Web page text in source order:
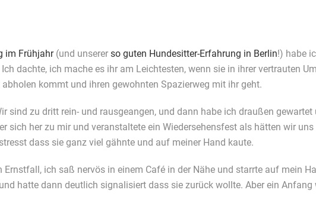
im Frühjahr(und unserer so guten Hundesitter-Erfahrung in Berlin!) habe
dachte, ich mache es ihr am Leichtesten, wenn sie in ihrer vertrauten
kommt und ihren gewohnten Spazierweg mit ihr geht.
sind zu dritt rein- und rausgeangen, und dann habe ich draußen
sich her zu mir und veranstaltete ein Wiedersehensfest als hätten wir
dass sie ganz viel gähnte und auf meiner Hand kaute.
Ernstfall, ich saß nervös in einem Café in der Nähe und starrte auf mein
hatte dann deutlich signalisiert dass sie zurück wollte. Aber ein Anfang